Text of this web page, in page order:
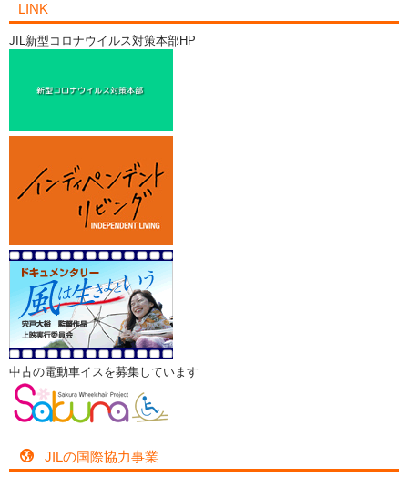
LINK
JIL新型コロナウイルス対策本部HP
中古の電動車イスを募集しています
JILの国際協力事業